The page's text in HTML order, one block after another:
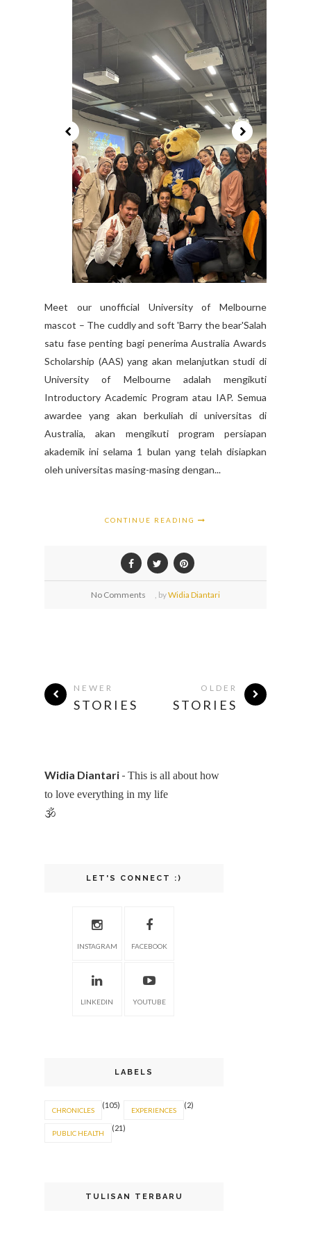
Meet our unofficial University of Melbourne
mascot – The cuddly and soft 'Barry the bear'Salah
satu fase penting bagi penerima Australia Awards
Scholarship (AAS) yang akan melanjutkan studi di
University of Melbourne adalah mengikuti
Introductory Academic Program atau IAP. Semua
awardee yang akan berkuliah di universitas di
Australia, akan mengikuti program persiapan
akademik ini selama 1 bulan yang telah disiapkan
oleh universitas masing-masing dengan...
CONTINUE READING
No Comments byWidia Diantari
NEWER
STORIES
OLDER
STORIES
Widia Diantari - This is all about how
to love everything in my life
🕉
LET'S CONNECT :)
INSTAGRAM FACEBOOK
LINKEDIN YOUTUBE
LABELS
CHRONICLES
(105)
EXPERIENCES
(2)
PUBLIC HEALTH
(21)
TULISAN TERBARU